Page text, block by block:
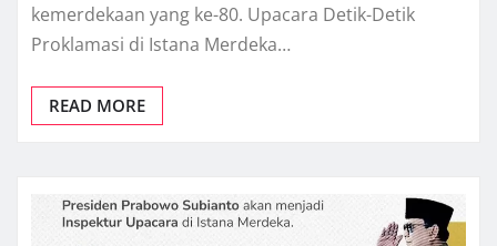
kemerdekaan yang ke-80. Upacara Detik-Detik
Proklamasi di Istana Merdeka…
READ MORE